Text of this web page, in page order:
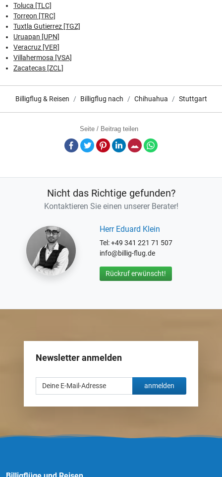
Toluca [TLC]
Torreon [TRC]
Tuxtla Gutierrez [TGZ]
Uruapan [UPN]
Veracruz [VER]
Villahermosa [VSA]
Zacatecas [ZCL]
Billigflug & Reisen Billigflug nach Chihuahua Stuttgart
Seite / Beitrag teilen
Facebook
TwitterPinterestLinkedInE-Mail
Nicht das Richtige gefunden?
Kontaktieren Sie einen unserer Berater!
Herr Eduard Klein
Tel: +49 341 221 71 507
info@billig-flug.de
Rückruf erwünscht!
Newsletter anmelden
anmelden